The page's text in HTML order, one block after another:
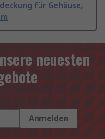
für Gehäuse,
neuesten
Anmelden